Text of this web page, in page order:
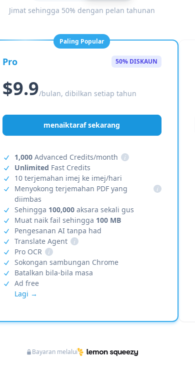
Jimat sehingga 50% dengan pelan tahunan
Paling Popular
Pro 50% DISKAUN
$9.9/bulan, dibilkan setiap tahun
menaiktaraf sekarang
1,000 Advanced Credits/month
i
Unlimited Fast Credits
10 terjemahan imej ke imej/hari
Menyokong terjemahan PDF yang
diimbas
i
Sehingga 100,000 aksara sekali gus
Muat naik fail sehingga 100 MB
Pengesanan AI tanpa had
Translate Agent
i
Pro OCR
i
Sokongan sambungan Chrome
Batalkan bila-bila masa
Ad free
Lagi →
Bayaran melalui